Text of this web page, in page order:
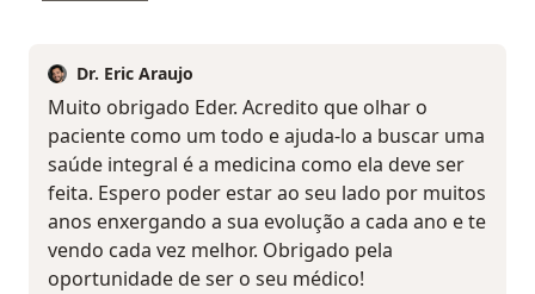
Dr. Eric Araujo
Muito obrigado Eder. Acredito que olhar o
paciente como um todo e ajuda-lo a buscar uma
saúde integral é a medicina como ela deve ser
feita. Espero poder estar ao seu lado por muitos
anos enxergando a sua evolução a cada ano e te
vendo cada vez melhor. Obrigado pela
oportunidade de ser o seu médico!